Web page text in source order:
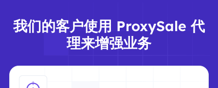
我们的客户使用 ProxySale 代
理来增强业务